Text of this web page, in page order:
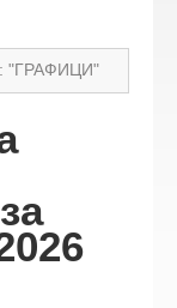
"ГРАФИЦИ"